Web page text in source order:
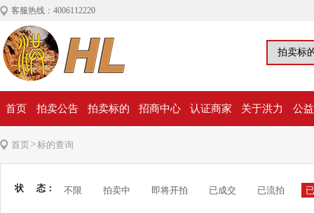
客服热线：4006112220
首页 拍卖公告 拍卖标的 招商中心 认证商家 关于洪力 公
首页>标的查询
状 态： 不限 拍卖中 即将开拍 已成交 已流拍